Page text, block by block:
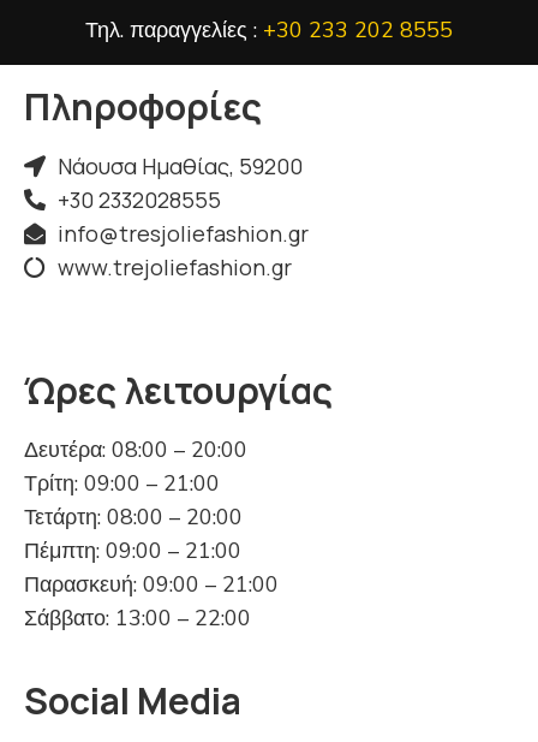
Τηλ. παραγγελίες : +30 233 202 8555
Πληροφορίες
Νάουσα Ημαθίας, 59200
+30 2332028555
info@tresjoliefashion.gr
www.trejoliefashion.gr
Ώρες λειτουργίας
Δευτέρα: 08:00 – 20:00
Τρίτη: 09:00 – 21:00
Τετάρτη: 08:00 – 20:00
Πέμπτη: 09:00 – 21:00
Παρασκευή: 09:00 – 21:00
Σάββατο: 13:00 – 22:00
Social Media